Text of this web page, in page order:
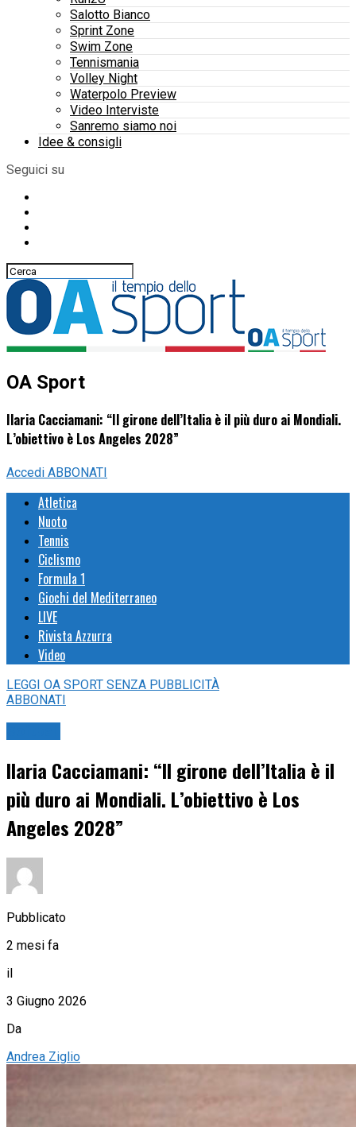
Salotto Bianco
Sprint Zone
Swim Zone
Tennismania
Volley Night
Waterpolo Preview
Video Interviste
Sanremo siamo noi
Idee & consigli
Seguici su
OA Sport
Ilaria Cacciamani: “Il girone dell’Italia è il più duro ai Mondiali.
L’obiettivo è Los Angeles 2028”
Accedi ABBONATI
Atletica
Nuoto
Tennis
Ciclismo
Formula 1
Giochi del Mediterraneo
LIVE
Rivista Azzurra
Video
LEGGI OA SPORT SENZA PUBBLICITÀ
ABBONATI
Ilaria Cacciamani: “Il girone dell’Italia è il
più duro ai Mondiali. L’obiettivo è Los
Angeles 2028”
Pubblicato
2 mesi fa
il
3 Giugno 2026
Da
Andrea Ziglio